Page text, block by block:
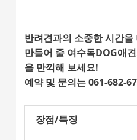
반려견과의 소중한 시간을
만들어 줄 여수독DOG애
을 만끽해 보세요!
예약 및 문의는 061-682-
장점/특징